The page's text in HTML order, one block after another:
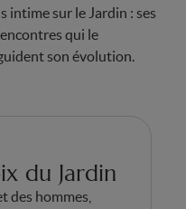
intime sur le Jardin : ses
qui le
son évolution.
du Jardin
des hommes,